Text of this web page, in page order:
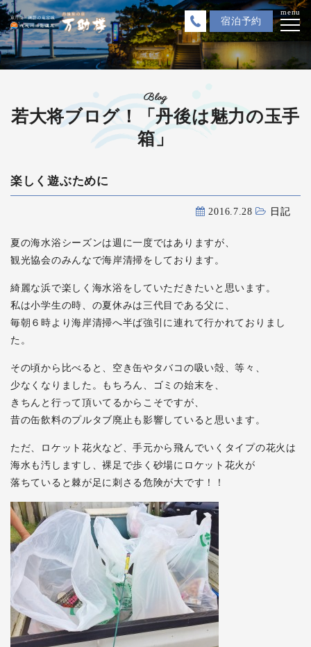
宿泊予約
menu
Blog
若大将ブログ！「丹後は魅力の玉手
箱」
楽しく遊ぶために
2016.7.28 日記
夏の海水浴シーズンは週に一度ではありますが、
観光協会のみんなで海岸清掃をしております。
綺麗な浜で楽しく海水浴をしていただきたいと思います。
私は小学生の時、の夏休みは三代目である父に、
毎朝６時より海岸清掃へ半ば強引に連れて行かれておりまし
た。
その頃から比べると、空き缶やタバコの吸い殻、等々、
少なくなりました。もちろん、ゴミの始末を、
きちんと行って頂いてるからこそですが、
昔の缶飲料のプルタブ廃止も影響していると思います。
ただ、ロケット花火など、手元から飛んでいくタイプの花火は
海水も汚しますし、裸足で歩く砂場にロケット花火が
落ちていると棘が足に刺さる危険が大です！！